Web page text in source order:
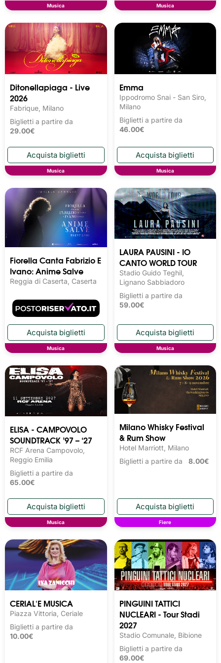
Musica Musica
Ditonellapiaga - Live
2026
Fabrique, Milano
Biglietti a partire da
29.00€
Musica
Emma
Ippodromo Snai - San Siro,
Milano
Biglietti a partire da
46.00€
Musica
Fiorella Canta Fabrizio E
Ivano: Anime Salve
Reggia di Caserta, Caserta
Musica
LAURA PAUSINI - IO
CANTO WORLD TOUR
Stadio Guido Teghil,
Lignano Sabbiadoro
Biglietti a partire da
59.00€
Musica
ELISA - CAMPOVOLO
SOUNDTRACK ’97 – ‘27
RCF Arena Campovolo,
Reggio Emilia
Biglietti a partire da
65.00€
Musica
Milano Whisky Festival
& Rum Show
Hotel Marriott, Milano
Biglietti a partire da 8.00€
Fiere
CERIAL'E MUSICA
Piazza Vittoria, Ceriale
Biglietti a partire da
10.00€
PINGUINI TATTICI
NUCLEARI - Tour Stadi
2027
Stadio Comunale, Bibione
Biglietti a partire da
69.00€